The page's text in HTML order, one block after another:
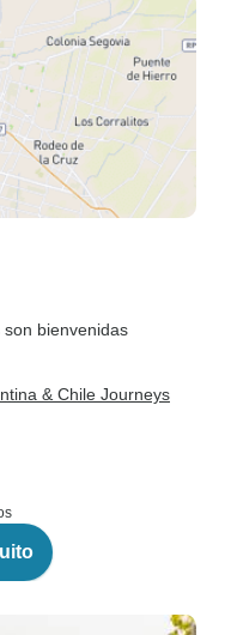
bienvenidas
& Chile Journeys